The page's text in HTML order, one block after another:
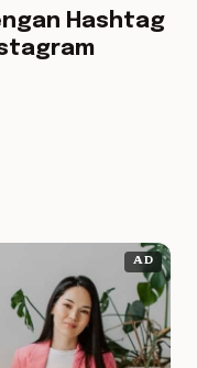
5 min read
Hashtag
AD